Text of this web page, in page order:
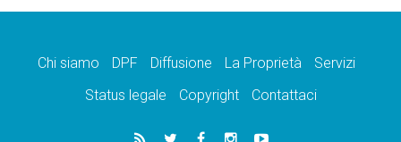
Chi siamo DPF Diffusione La Proprietà
Servizi
Status legale
Copyright Contattaci